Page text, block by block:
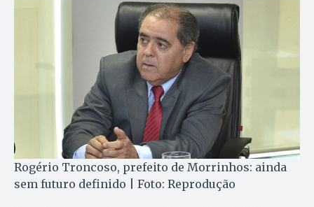
Rogério Troncoso, prefeito de Morrinhos: ainda
sem futuro definido | Foto: Reprodução